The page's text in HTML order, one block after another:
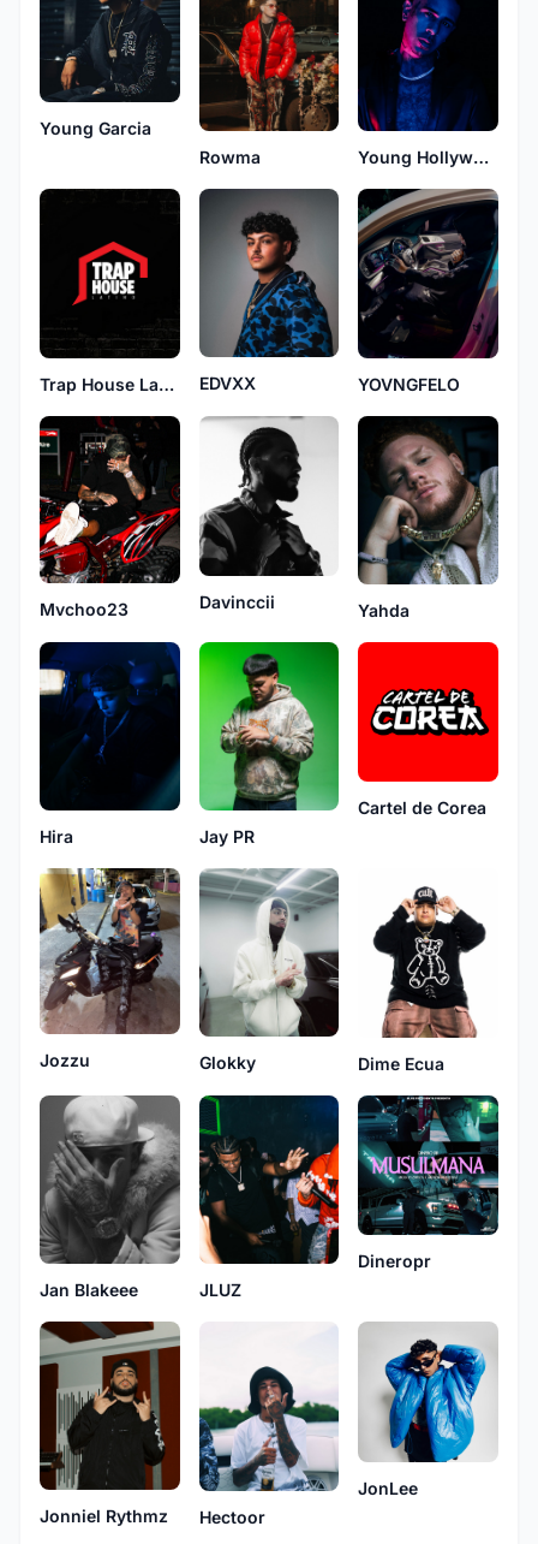
Young Garcia
Rowma
Young Hollywood
Trap House Latino EDVXX YOVNGFELO
Mvchoo23 Davinccii Yahda
Hira Jay PR
Cartel de Corea
Jozzu Glokky Dime Ecua
Jan Blakeee JLUZ
Dineropr
Jonniel Rythmz Hectoor
JonLee